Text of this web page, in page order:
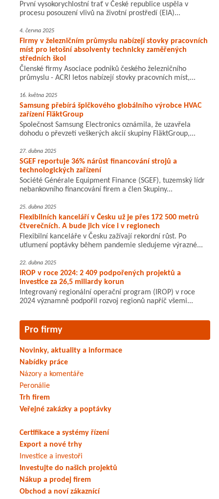
První vysokorychlostní trať v České republice uspěla v
procesu posouzení vlivů na životní prostředí (EIA)...
4. června 2025
Firmy v železničním průmyslu nabízejí stovky pracovních
míst pro letošní absolventy technicky zaměřených
středních škol
Členské firmy Asociace podniků českého železničního
průmyslu - ACRI letos nabízejí stovky pracovních míst,...
16. května 2025
Samsung přebírá špičkového globálního výrobce HVAC
zařízení FläktGroup
Společnost Samsung Electronics oznámila, že uzavřela
dohodu o převzetí veškerých akcií skupiny FläktGroup,...
27. dubna 2025
SGEF reportuje 36% nárůst financování strojů a
technologických zařízení
Société Générale Equipment Finance (SGEF), tuzemský lídr
nebankovního financování firem a člen Skupiny...
25. dubna 2025
Flexibilních kanceláří v Česku už je přes 172 500 metrů
čtverečních. A bude jich více i v regionech
Flexibilní kanceláře v Česku zažívají rekordní růst. Po
utlumení poptávky během pandemie sledujeme výrazné...
22. dubna 2025
IROP v roce 2024: 2 409 podpořených projektů a
investice za 26,5 miliardy korun
Integrovaný regionální operační program (IROP) v roce
2024 významně podpořil rozvoj regionů napříč všemi...
Pro firmy
Novinky, aktuality a informace
Nabídky práce
Názory a komentáře
Peronálie
Trh firem
Veřejné zakázky a poptávky
Certifikace a systémy řízení
Export a nové trhy
Investice a investoři
Investujte do našich projektů
Nákup a prodej firem
Obchod a noví zákaznící